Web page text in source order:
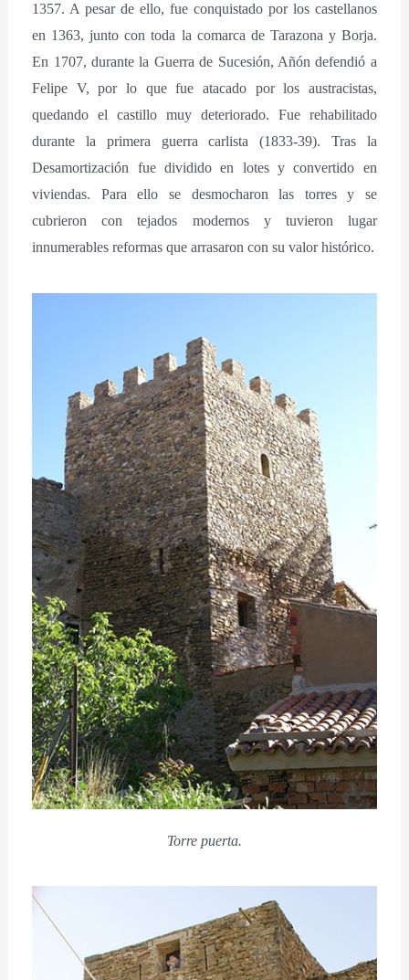
1357. A pesar de ello, fue conquistado por los castellanos
en 1363, junto con toda la comarca de Tarazona y Borja.
En 1707, durante la Guerra de Sucesión, Añón defendió a
Felipe V, por lo que fue atacado por los austracistas,
quedando el castillo muy deteriorado. Fue rehabilitado
durante la primera guerra carlista (1833-39). Tras la
Desamortización fue dividido en lotes y convertido en
viviendas. Para ello se desmocharon las torres y se
cubrieron con tejados modernos y tuvieron lugar
innumerables reformas que arrasaron con su valor histórico.
Torre puerta.